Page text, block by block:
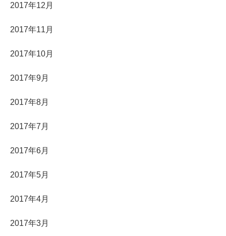
2017年12月
2017年11月
2017年10月
2017年9月
2017年8月
2017年7月
2017年6月
2017年5月
2017年4月
2017年3月